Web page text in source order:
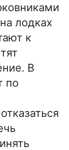
лодках
к
В
по